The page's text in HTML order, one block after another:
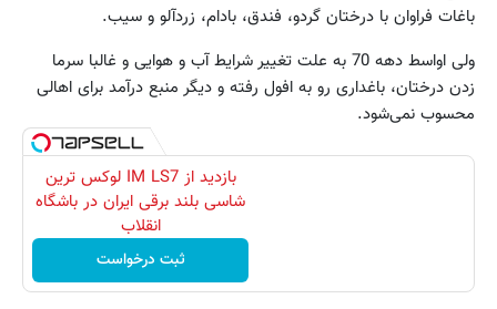
باغات فراوان با درختان گردو، فندق، بادام، زردآلو و سیب.
ولی اواسط دهه 70 به علت تغییر شرایط آب و هوایی و غالبا سرما
زدن درختان، باغداری رو به افول رفته و دیگر منبع درآمد برای اهالی
محسوب نمی‌شود.
بازدید از IM LS7 لوکس ترین
شاسی بلند برقی ایران در باشگاه
انقلاب
ثبت درخواست